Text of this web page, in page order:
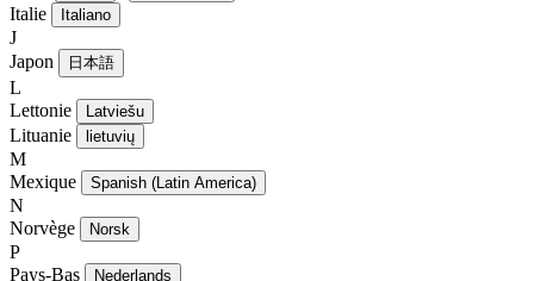
Italie Italiano
J
Japon
日本語
L
Lettonie
Latviešu
Lituanie lietuvių
M
Mexique
Spanish (Latin America)
N
Norvège
Norsk
P
Pays-Bas
Nederlands